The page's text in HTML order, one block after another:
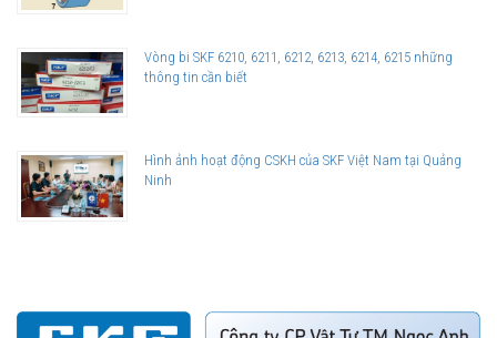
Vòng bi SKF 6210, 6211, 6212, 6213, 6214, 6215 những
thông tin cần biết
Hình ảnh hoạt động CSKH của SKF Việt Nam tại Quảng
Ninh